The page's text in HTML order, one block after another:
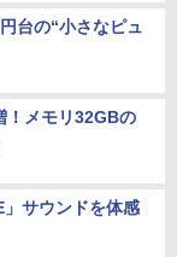
台の“小さなピュ
！メモリ32GBの
サウンドを体感